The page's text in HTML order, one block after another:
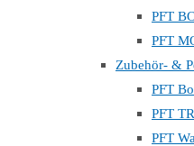
PFT
PFT
Zubehör- &
PFT
PFT
PFT